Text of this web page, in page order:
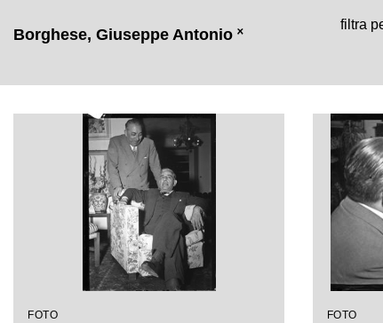
Borghese, Giuseppe Antonio ˟
filtra
FOTO FOTO